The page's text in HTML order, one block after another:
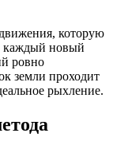
которую
каждый новый
ровно
земли проходит
рыхление.